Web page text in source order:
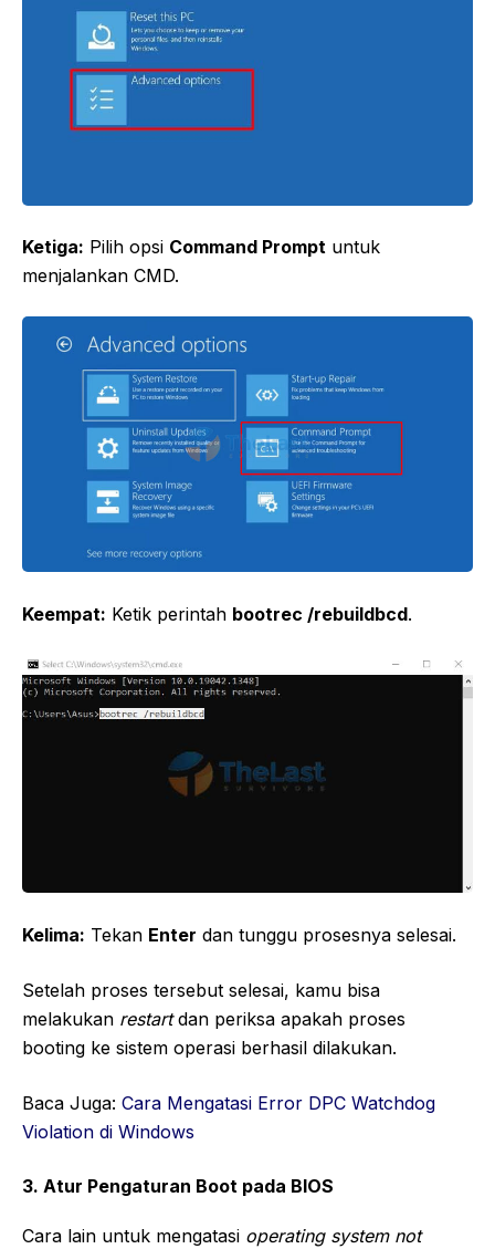
Ketiga: Pilih opsi Command Prompt untuk
menjalankan CMD.
Keempat: Ketik perintah bootrec /rebuildbcd.
Kelima: Tekan Enter dan tunggu prosesnya selesai.
Setelah proses tersebut selesai, kamu bisa
melakukan restartdan periksa apakah proses
booting ke sistem operasi berhasil dilakukan.
Baca Juga: Cara Mengatasi Error DPC Watchdog
Violation di Windows
3. Atur Pengaturan Boot pada BIOS
Cara lain untuk mengatasi operating system not